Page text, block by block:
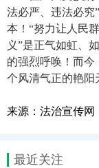
法必严、违法必究
本！“努力让人民
义”是正气如虹、
的强烈呼唤！而今
个风清气正的艳阳
来源：法治宣传网
最近关注